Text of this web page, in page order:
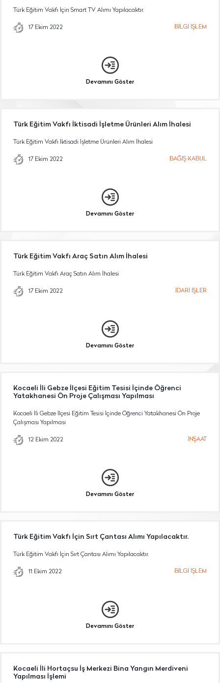
Türk Eğitim Vakfı İçin Smart TV Alımı Yapılacaktır.
17 Ekim 2022 BİLGİ İŞLEM
Devamını Göster
Türk Eğitim Vakfı İktisadi İşletme Ürünleri Alım İhalesi
Türk Eğitim Vakfı İktisadi İşletme Ürünleri Alım İhalesi
17 Ekim 2022 BAĞIŞ KABUL
Devamını Göster
Türk Eğitim Vakfı Araç Satın Alım İhalesi
Türk Eğitim Vakfı Araç Satın Alım İhalesi
17 Ekim 2022 İDARİ İŞLER
Devamını Göster
Kocaeli İli Gebze İlçesi Eğitim Tesisi İçinde Öğrenci
Yatakhanesi Ön Proje Çalışması Yapılması
Kocaeli İli Gebze İlçesi Eğitim Tesisi İçinde Öğrenci Yatakhanesi Ön Proje
Çalışması Yapılması
12 Ekim 2022 İNŞAAT
Devamını Göster
Türk Eğitim Vakfı İçin Sırt Çantası Alımı Yapılacaktır.
Türk Eğitim Vakfı İçin Sırt Çantası Alımı Yapılacaktır.
11 Ekim 2022 BİLGİ İŞLEM
Devamını Göster
Kocaeli İli Hortaçsu İş Merkezi Bina Yangın Merdiveni
Yapılması İşlemi